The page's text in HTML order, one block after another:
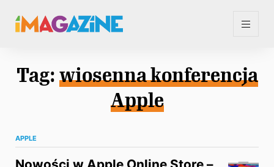
Tag: wiosenna konferencja
Apple
APPLE